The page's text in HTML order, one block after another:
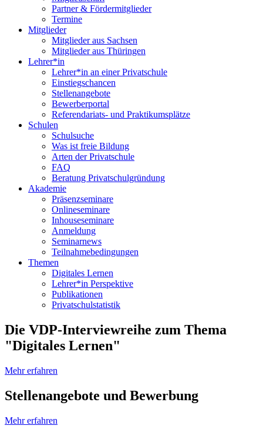
Partner & Fördermitglieder
Termine
Mitglieder
Mitglieder aus Sachsen
Mitglieder aus Thüringen
Lehrer*in
Lehrer*in an einer Privatschule
Einstiegschancen
Stellenangebote
Bewerberportal
Referendariats- und Praktikumsplätze
Schulen
Schulsuche
Was ist freie Bildung
Arten der Privatschule
FAQ
Beratung Privatschulgründung
Akademie
Präsenzseminare
Onlineseminare
Inhouseseminare
Anmeldung
Seminarnews
Teilnahmebedingungen
Themen
Digitales Lernen
Lehrer*in Perspektive
Publikationen
Privatschulstatistik
Die VDP-Interviewreihe zum Thema
"Digitales Lernen"
Mehr erfahren
Stellenangebote und Bewerbung
Mehr erfahren